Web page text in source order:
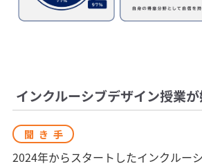
インクルーシブデザイン授業
聞き手
2024年からスタートしたインクルー